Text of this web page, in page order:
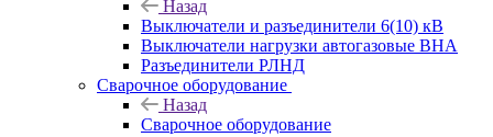
Назад
Выключатели и разъединители 6(10) кВ
Выключатели нагрузки автогазовые ВНА
Разъединители РЛНД
Сварочное оборудование
Назад
Сварочное оборудование